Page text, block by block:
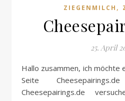
ZIEGENMILCH ,
25. April
Hallo zusammen, ich möchte euch heute meine neue
Seite
Cheesepairings.de